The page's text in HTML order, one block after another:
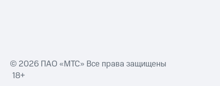
© 2026 ПАО «МТС» Все права защищены
18+